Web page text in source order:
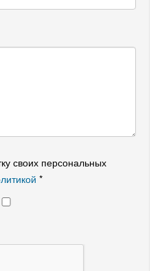
своих персональных
*